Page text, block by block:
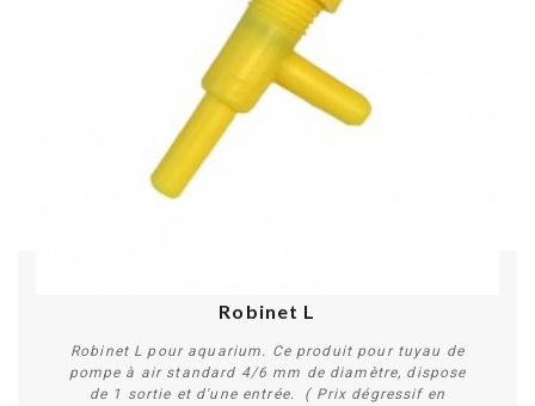
Robinet L
Robinet L pour aquarium. Ce produit pour tuyau de
pompe à air standard 4/6 mm de diamètre, dispose
de 1 sortie et d'une entrée. ( Prix dégressif en